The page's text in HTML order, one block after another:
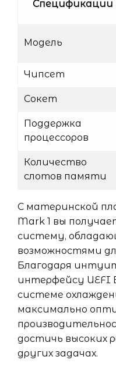
Спецификации
Модель
Чипсет
Сокет
Поддержка
процессоров
Количество
слотов памяти
С материнской
Mark 1 вы
систему,
возможностями
Благодаря
интерфейсу UEFI
системе
максимально
достичь высоких
других задачах.